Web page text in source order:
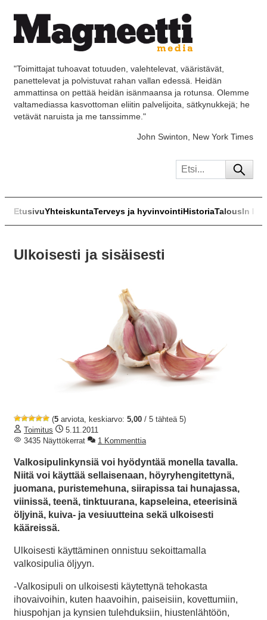
"Toimittajat tuhoavat totuuden, valehtelevat, vääristävät,
panettelevat ja polvistuvat rahan vallan edessä. Heidän
ammattinsa on pettää heidän isänmaansa ja rotunsa. Olemme
valtamediassa kasvottoman eliitin palvelijoita, sätkynukkejä; he
vetävät naruista ja me tanssimme."
John Swinton, New York Times
EtusivuYhteiskuntaTerveys ja hyvinvointiHistoriaTalousIn
Ulkoisesti ja sisäisesti
(5 arviota, keskiarvo: 5,00 / 5 tähteä 5)
Toimitus
5.11.2011
3435 Näyttökerrat
1 Kommenttia
Valkosipulinkynsiä voi hyödyntää monella tavalla.
Niitä voi käyttää sellaisenaan, höyryhengitettynä,
juomana, puristemehuna, siirapissa tai hunajassa,
viinissä, teenä, tinktuurana, kapseleina, eteerisinä
öljyinä, kuiva- ja vesiuutteina sekä ulkoisesti
kääreissä.
Ulkoisesti käyttäminen onnistuu sekoittamalla
valkosipulia öljyyn.
-Valkosipuli on ulkoisesti käytettynä tehokasta
ihovaivoihin, kuten haavoihin, paiseisiin, kovettumiin,
hiuspohjan ja kynsien tulehduksiin, hiustenlähtöön,